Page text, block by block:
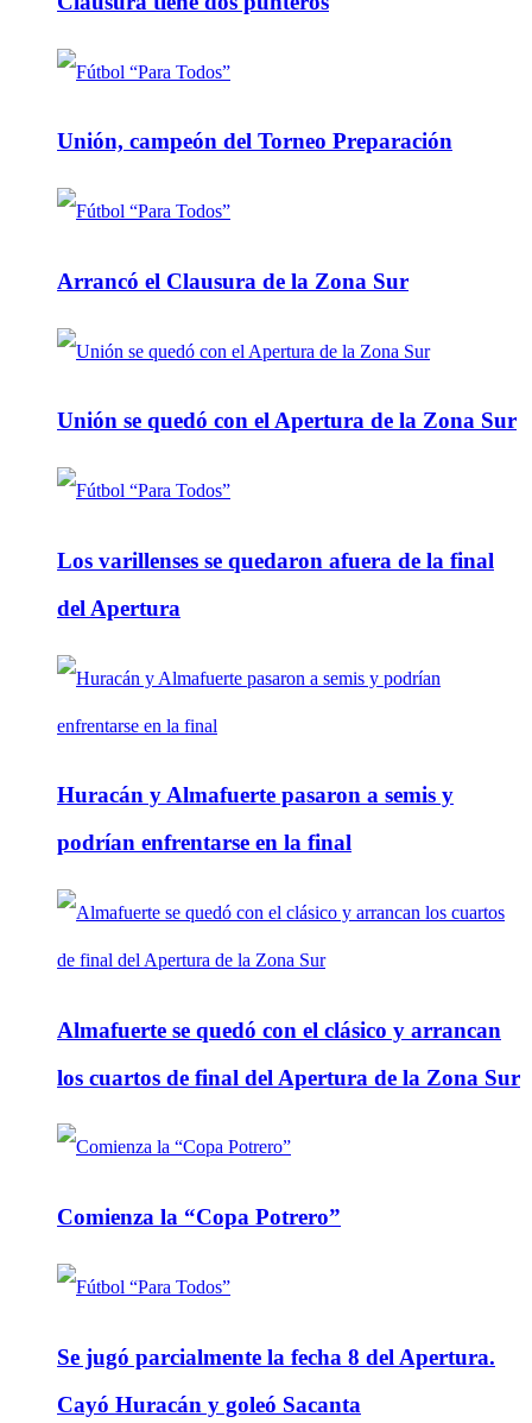
Unión, campeón del Torneo Preparación
Arrancó el Clausura de la Zona Sur
Unión se quedó con el Apertura de la Zona Sur
Los varillenses se quedaron afuera de la final
del Apertura
Huracán y Almafuerte pasaron a semis y
podrían enfrentarse en la final
Almafuerte se quedó con el clásico y arrancan
los cuartos de final del Apertura de la Zona Sur
Comienza la “Copa Potrero”
Se jugó parcialmente la fecha 8 del Apertura.
Cayó Huracán y goleó Sacanta